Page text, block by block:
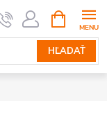
HĽADAŤ
KOŠÍK